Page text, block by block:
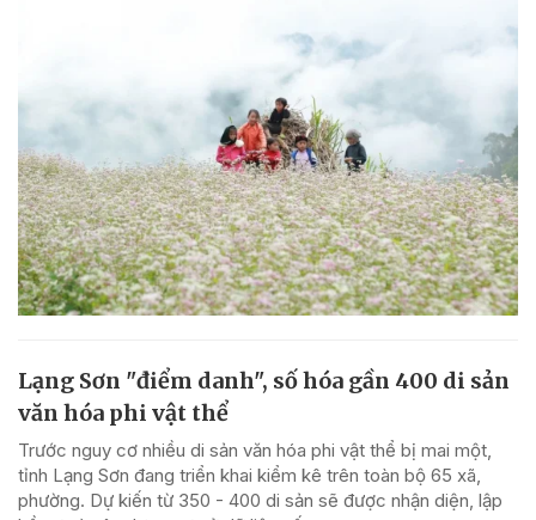
Lạng Sơn "điểm danh", số hóa gần 400 di sản
văn hóa phi vật thể
Trước nguy cơ nhiều di sản văn hóa phi vật thể bị mai một,
tỉnh Lạng Sơn đang triển khai kiểm kê trên toàn bộ 65 xã,
phường. Dự kiến từ 350 - 400 di sản sẽ được nhận diện, lập